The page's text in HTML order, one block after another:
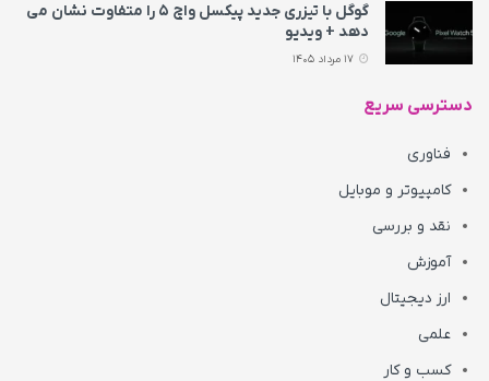
گوگل با تیزری جدید پیکسل واچ ۵ را متفاوت نشان می‌
دهد + ویدیو
دسترسی سریع
فناوری
کامپیوتر و موبایل
نقد و بررسی
آموزش
ارز دیجیتال
علمی
کسب و کار